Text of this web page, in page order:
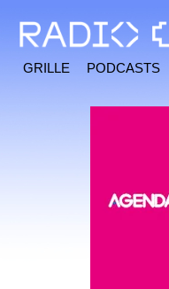
Grille Podcasts